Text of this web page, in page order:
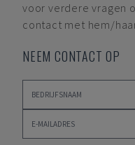
voor verdere vragen
contact met hem/
NEEM CONTACT OP